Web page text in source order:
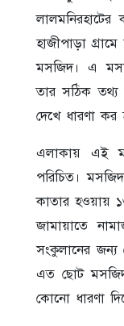
হাজীপাড়া
মসজিদ। এ
তার সঠিক তথ্য
দেখে ধারণা
এলাকায় এই
পরিচিত।
কাতার হওয়ায়
জামায়াতে
সংকুলানের জন্য
এত ছোট মসজিদ
কোনো ধারণা